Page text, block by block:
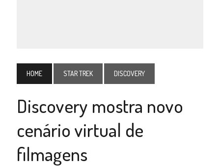
HOME STAR TREK DISCOVERY
Discovery mostra novo
cenário virtual de
filmagens